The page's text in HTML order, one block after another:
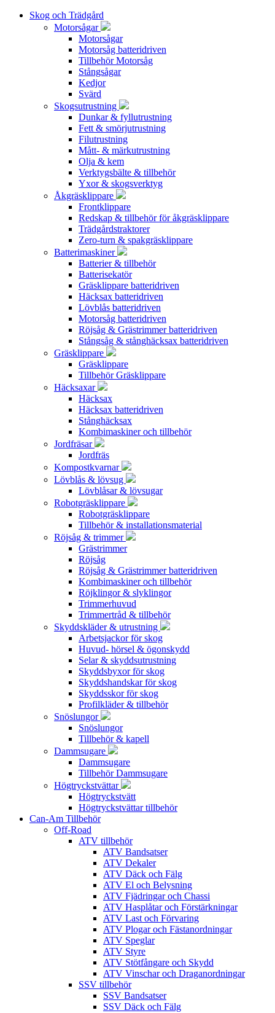
Skog och Trädgård
Motorsågar
Motorsågar
Motorsåg batteridriven
Tillbehör Motorsåg
Stångsågar
Kedjor
Svärd
Skogsutrustning
Dunkar & fyllutrustning
Fett & smörjutrustning
Filutrustning
Mått- & märkutrustning
Olja & kem
Verktygsbälte & tillbehör
Yxor & skogsverktyg
Åkgräsklippare
Frontklippare
Redskap & tillbehör för åkgräsklippare
Trädgårdstraktorer
Zero-turn & spakgräsklippare
Batterimaskiner
Batterier & tillbehör
Batterisekatör
Gräsklippare batteridriven
Häcksax batteridriven
Lövblås batteridriven
Motorsåg batteridriven
Röjsåg & Grästrimmer batteridriven
Stångsåg & stånghäcksax batteridriven
Gräsklippare
Gräsklippare
Tillbehör Gräsklippare
Häcksaxar
Häcksax
Häcksax batteridriven
Stånghäcksax
Kombimaskiner och tillbehör
Jordfräsar
Jordfräs
Kompostkvarnar
Lövblås & lövsug
Lövblåsar & lövsugar
Robotgräsklippare
Robotgräsklippare
Tillbehör & installationsmaterial
Röjsåg & trimmer
Grästrimmer
Röjsåg
Röjsåg & Grästrimmer batteridriven
Kombimaskiner och tillbehör
Röjklingor & slyklingor
Trimmerhuvud
Trimmertråd & tillbehör
Skyddskläder & utrustning
Arbetsjackor för skog
Huvud- hörsel & ögonskydd
Selar & skyddsutrustning
Skyddsbyxor för skog
Skyddshandskar för skog
Skyddsskor för skog
Profilkläder & tillbehör
Snöslungor
Snöslungor
Tillbehör & kapell
Dammsugare
Dammsugare
Tillbehör Dammsugare
Högtryckstvättar
Högtryckstvätt
Högtryckstvättar tillbehör
Can-Am Tillbehör
Off-Road
ATV tillbehör
ATV Bandsatser
ATV Dekaler
ATV Däck och Fälg
ATV El och Belysning
ATV Fjädringar och Chassi
ATV Hasplåtar och Förstärkningar
ATV Last och Förvaring
ATV Plogar och Fästanordningar
ATV Speglar
ATV Styre
ATV Stötfångare och Skydd
ATV Vinschar och Draganordningar
SSV tillbehör
SSV Bandsatser
SSV Däck och Fälg